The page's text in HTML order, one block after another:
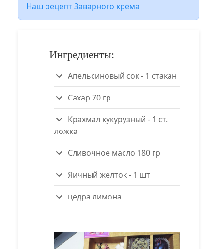
Наш рецепт Заварного крема
Ингредиенты:
Апельсиновый сок - 1 стакан
Сахар 70 гр
Крахмал кукурузный - 1 ст.
ложка
Сливочное масло 180 гр
Яичный желток - 1 шт
цедра лимона